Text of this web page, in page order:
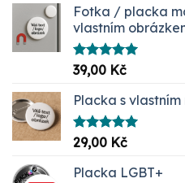
Fotka / placka
vlastním
Hodnocení
5.00
39,00 Kč
Placka s
Hodnocení
5.00
29,00 Kč
Placka LGBT+